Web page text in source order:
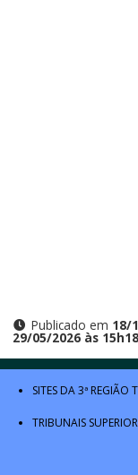
Publicado em 18/
29/05/2026 às 15h18
SITES DA 3ª REGIÃO
TRIBUNAIS